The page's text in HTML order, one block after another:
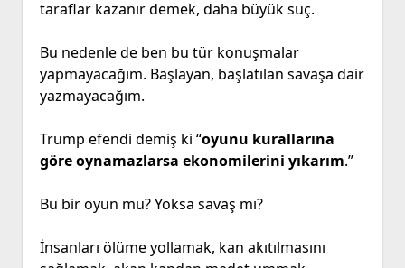
taraflar kazanır demek, daha büyük suç.
Bu nedenle de ben bu tür konuşmalar
yapmayacağım. Başlayan, başlatılan savaşa dair
yazmayacağım.
Trump efendi demiş ki “oyunu kurallarına
göre oynamazlarsa ekonomilerini yıkarım.”
Bu bir oyun mu? Yoksa savaş mı?
İnsanları ölüme yollamak, kan akıtılmasını